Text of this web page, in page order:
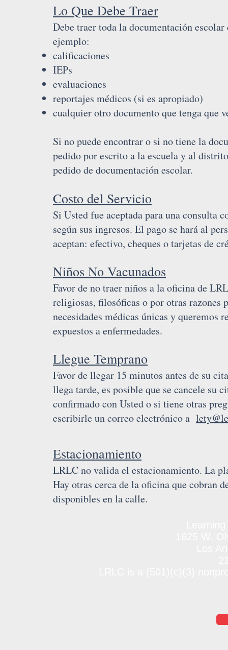
Lo Que Debe Traer
Debe traer toda la documentación
ejemplo:
calificaciones
IEPs
evaluaciones
reportajes médicos (si es apropiado)
cualquier otro documento que tenga que
Si no puede encontrar o si no tiene la
pedido por escrito a la escuela y al
pedido de documentación escolar.
Costo del Servicio
Si Usted fue aceptada para una consulta
según sus ingresos. El pago se hará al
aceptan: efectivo, cheques o tarjetas de
Niños No Vacunados
Favor de no traer niños a la oficina de
religiosas, filosóficas o por otras razones
necesidades médicas únicas y queremos
expuestos a enfermedades.
Llegue Temprano
Favor de llegar 15 minutos antes de su
llega tarde, es posible que se cancele su
confirmado con Usted o si tiene otras
escribirle un correo electrónico a
Estacionamiento
LRLC no valida el estacionamiento. La
Hay otras cerca de la oficina que cobran
disponibles en la calle.